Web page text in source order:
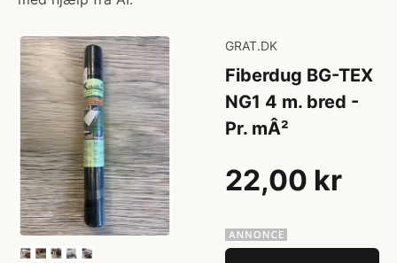
GRAT.DK
Fiberdug BG-TEX
NG1 4 m. bred -
Pr. mÂ²
22,00 kr